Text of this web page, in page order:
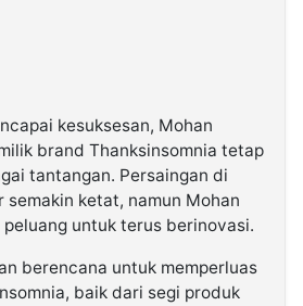
kesuksesan, Mohan
brand Thanksinsomnia tetap
tantangan. Persaingan di
ketat, namun Mohan
untuk terus berinovasi.
berencana untuk memperluas
baik dari segi produk